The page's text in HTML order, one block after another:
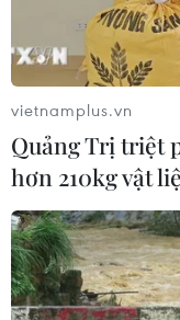
Thụy Sĩ khó đạt
thải khí nhà kính
07/08/2026 09:42
Bão Dolphin càn
Nam Nhật Bản,
phải đóng cửa
07/08/2026 09:10
vietnamplus.vn
Quảng Trị triệt
hơn 210kg vật